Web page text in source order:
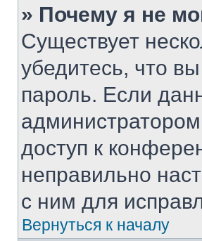
» Почему я не
Существует
убедитесь, что
пароль. Если
доступ к
неправильно
с ним для
Вернуться к началу